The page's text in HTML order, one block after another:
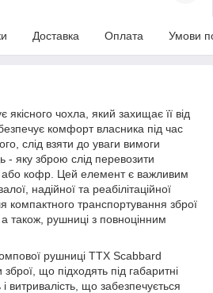
Доставка Оплата Умови
якісного чохла, який захищає її від
комфорт власника під час
слід взяти до уваги вимоги
- яку зброю слід перевозити
або кофр. Цей елемент є важливим
надійної та реабілітаційної
транспортування зброї
також, рушниці з повноцінним
рушниці TTX Scabbard
що підходять під габаритні
витривалість, що забезпечується